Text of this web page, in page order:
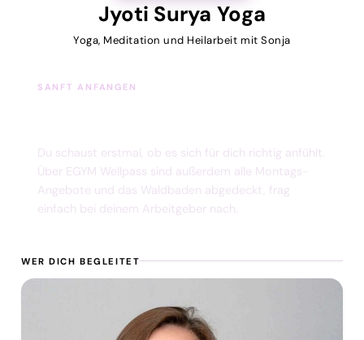
Jyoti Surya Yoga
Yoga, Meditation und Heilarbeit mit Sonja
SANFT ANFANGEN
Du schaust erstmal, ob es sich für dich richtig anfühlt.
Über EGYM Wellpass sind außerdem alle Montags-
Angebote und das Waldbaden abgedeckt, frag
einfach bei deinem Arbeitgeber nach.
WER DICH BEGLEITET